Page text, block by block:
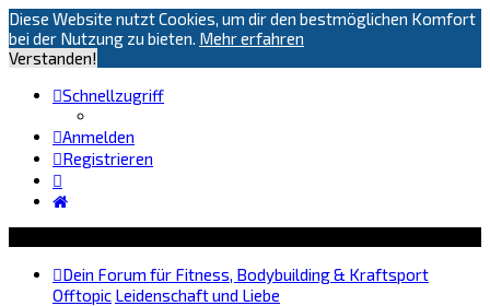
Diese Website nutzt Cookies, um dir den bestmöglichen Komfort
bei der Nutzung zu bieten. Mehr erfahren
Verstanden!
Schnellzugriff
Anmelden
Registrieren
Dein Forum für Fitness, Bodybuilding & Kraftsport
Offtopic Leidenschaft und Liebe